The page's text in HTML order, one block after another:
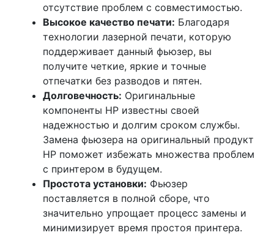
отсутствие проблем с совместимостью.
Высокое качество печати: Благодаря
технологии лазерной печати, которую
поддерживает данный фьюзер, вы
получите четкие, яркие и точные
отпечатки без разводов и пятен.
Долговечность: Оригинальные
компоненты HP известны своей
надежностью и долгим сроком службы.
Замена фьюзера на оригинальный продукт
HP поможет избежать множества проблем
с принтером в будущем.
Простота установки: Фьюзер
поставляется в полной сборе, что
значительно упрощает процесс замены и
минимизирует время простоя принтера.